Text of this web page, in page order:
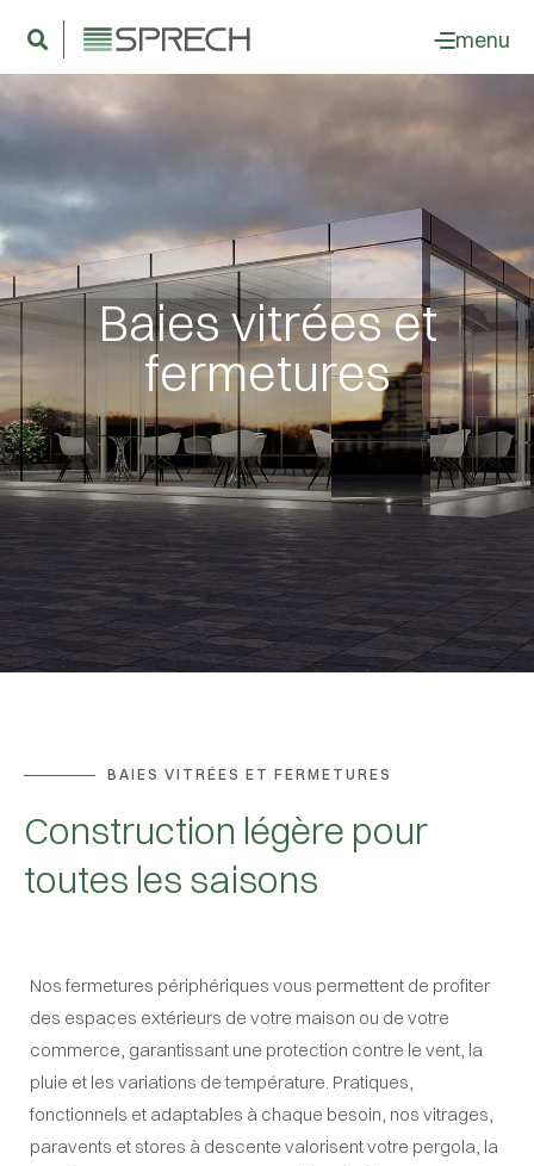
menu
Baies vitrées et
fermetures
BAIES VITRÉES ET FERMETURES
Construction légère pour
toutes les saisons
Nos fermetures périphériques vous permettent de profiter
des espaces extérieurs de votre maison ou de votre
commerce, garantissant une protection contre le vent, la
pluie et les variations de température. Pratiques,
fonctionnels et adaptables à chaque besoin, nos vitrages,
paravents et stores à descente valorisent votre pergola, la